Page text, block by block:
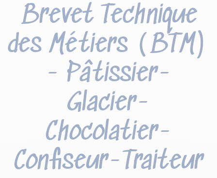
Brevet Technique
des Métiers (BTM)
- Pâtissier-
Glacier-
Chocolatier-
Confiseur-Traiteur